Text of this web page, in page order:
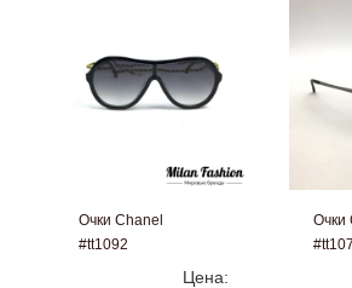
Очки Chanel
#tt1092
Цена:
Очки